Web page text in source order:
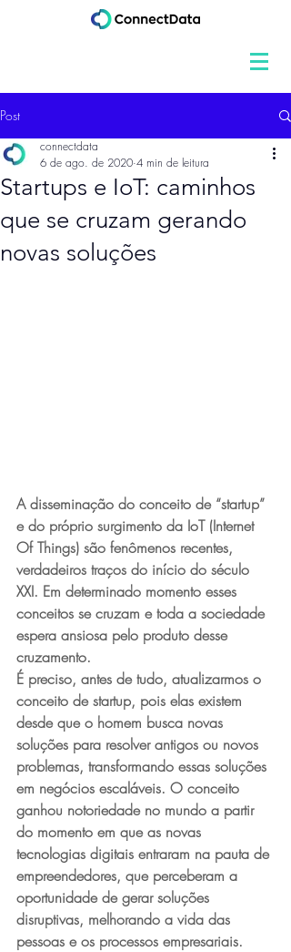
Post
Startups e IoT: caminhos
que se cruzam gerando
novas soluções
connectdata
6 de ago. de 2020 4 min de leitura
A disseminação do conceito de “startup”
e do próprio surgimento da IoT (Internet
Of Things) são fenômenos recentes,
verdadeiros traços do início do século
XXI. Em determinado momento esses
conceitos se cruzam e toda a sociedade
espera ansiosa pelo produto desse
cruzamento.
É preciso, antes de tudo, atualizarmos o
conceito de startup, pois elas existem
desde que o homem busca novas
soluções para resolver antigos ou novos
problemas, transformando essas soluções
em negócios escaláveis. O conceito
ganhou notoriedade no mundo a partir
do momento em que as novas
tecnologias digitais entraram na pauta de
empreendedores, que perceberam a
oportunidade de gerar soluções
disruptivas, melhorando a vida das
pessoas e os processos empresariais.